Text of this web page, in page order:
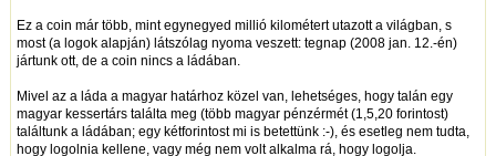
Ez a coin már több, mint egynegyed millió kilométert utazott a világban, s
most (a logok alapján) látszólag nyoma veszett: tegnap (2008 jan. 12.-én)
jártunk ott, de a coin nincs a ládában.
Mivel az a láda a magyar határhoz közel van, lehetséges, hogy talán egy
magyar kessertárs találta meg (több magyar pénzérmét (1,5,20 forintost)
találtunk a ládában; egy kétforintost mi is betettünk :-), és esetleg nem tudta,
hogy logolnia kellene, vagy még nem volt alkalma rá, hogy logolja.